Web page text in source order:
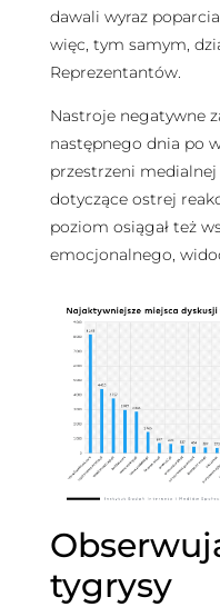
dawali wyraz
więc, tym samym,
Reprezentantów.
Nastroje negatywne
następnego dnia po
przestrzeni medialnej
dotyczące ostrej
poziom osiągał też
emocjonalnego,
tygrysy